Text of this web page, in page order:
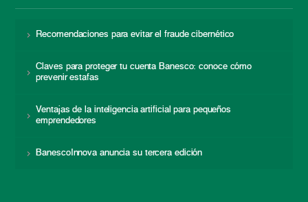
Recomendaciones para evitar el fraude cibernético
Claves para proteger tu cuenta Banesco: conoce cómo
prevenir estafas
Ventajas de la inteligencia artificial para pequeños
emprendedores
BanescoInnova anuncia su tercera edición